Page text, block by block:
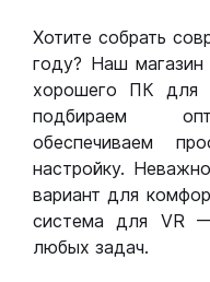
Хотите собрать
году? Наш магазин
хорошего ПК для
подбираем
обеспечиваем
настройку.
вариант для
система для VR
любых задач.